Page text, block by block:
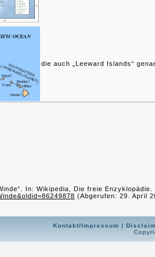
die auch „Leeward Islands“
In: Wikipedia, Die freie
(Abgerufen: 29. April
Kontakt/Impressum |